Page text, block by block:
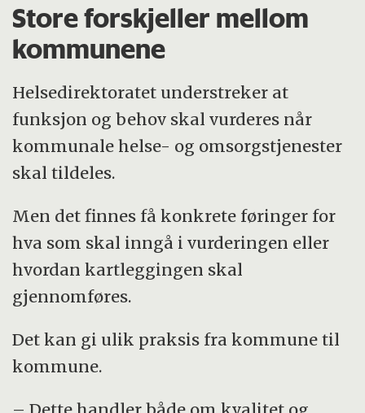
Store forskjeller mellom
kommunene
Helsedirektoratet understreker at
funksjon og behov skal vurderes når
kommunale helse- og omsorgstjenester
skal tildeles.
Men det finnes få konkrete føringer for
hva som skal inngå i vurderingen eller
hvordan kartleggingen skal
gjennomføres.
Det kan gi ulik praksis fra kommune til
kommune.